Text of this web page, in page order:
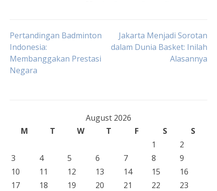
Post
navigation
Pertandingan Badminton
Indonesia:
Membanggakan Prestasi
Negara
Jakarta Menjadi Sorotan
dalam Dunia Basket: Inilah
Alasannya
August 2026
M
T W T F S
S
1
2
3
4 5 6 7 8
9
10
11 12 13 14 15
16
17
18 19 20 21 22
23